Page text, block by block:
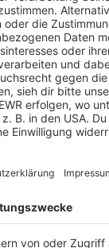
Am frühen
zu
intensiv unter
drei davon -